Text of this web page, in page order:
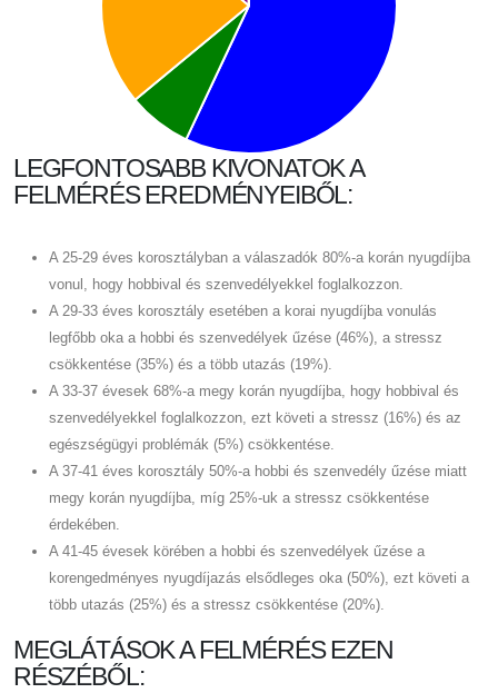
LEGFONTOSABB KIVONATOK A
FELMÉRÉS EREDMÉNYEIBŐL:
A 25-29 éves korosztályban a válaszadók 80%-a korán nyugdíjba
vonul, hogy hobbival és szenvedélyekkel foglalkozzon.
A 29-33 éves korosztály esetében a korai nyugdíjba vonulás
legfőbb oka a hobbi és szenvedélyek űzése (46%), a stressz
csökkentése (35%) és a több utazás (19%).
A 33-37 évesek 68%-a megy korán nyugdíjba, hogy hobbival és
szenvedélyekkel foglalkozzon, ezt követi a stressz (16%) és az
egészségügyi problémák (5%) csökkentése.
A 37-41 éves korosztály 50%-a hobbi és szenvedély űzése miatt
megy korán nyugdíjba, míg 25%-uk a stressz csökkentése
érdekében.
A 41-45 évesek körében a hobbi és szenvedélyek űzése a
korengedményes nyugdíjazás elsődleges oka (50%), ezt követi a
több utazás (25%) és a stressz csökkentése (20%).
MEGLÁTÁSOK A FELMÉRÉS EZEN
RÉSZÉBŐL: